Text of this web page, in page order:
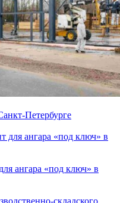
Петербурге
ангара «под ключ» в